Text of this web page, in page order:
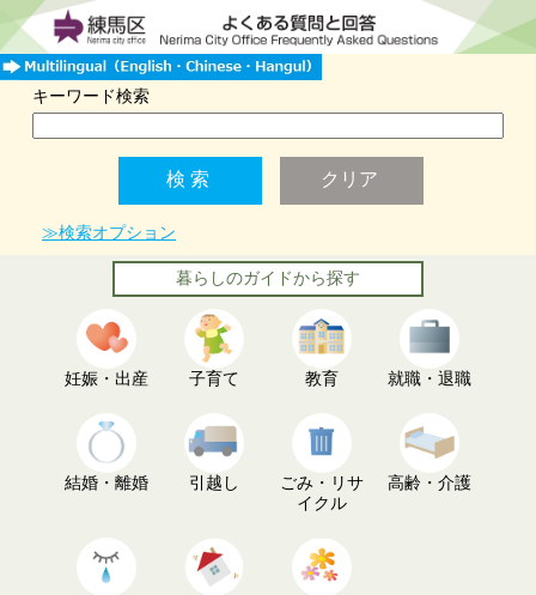
キーワード検索
≫検索オプション
暮らしのガイドから探す
妊娠・出産 子育て 教育 就職・退職
結婚・離婚 引越し
ごみ・リサ
イクル
高齢・介護